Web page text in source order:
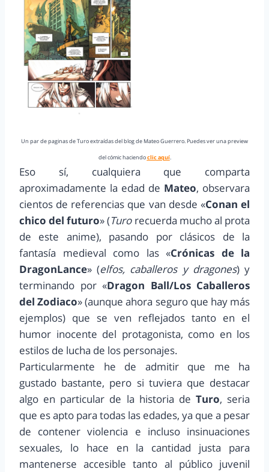
Un par de paginas de Turo extraídas del blog de Mateo Guerrero. Puedes ver una preview
del cómic haciendoclic aquí.
Eso sí, cualquiera que comparta
aproximadamente la edad de Mateo, observara
cientos de referencias que van desde «Conan el
chico del futuro» (Turorecuerda mucho al prota
de este anime), pasando por clásicos de la
fantasía medieval como las «Crónicas de la
DragonLance» (elfos, caballeros y dragones) y
terminando por «Dragon Ball/Los Caballeros
del Zodiaco» (aunque ahora seguro que hay más
ejemplos) que se ven reflejados tanto en el
humor inocente del protagonista, como en los
estilos de lucha de los personajes.
Particularmente he de admitir que me ha
gustado bastante, pero si tuviera que destacar
algo en particular de la historia de Turo, seria
que es apto para todas las edades, ya que a pesar
de contener violencia e incluso insinuaciones
sexuales, lo hace en la cantidad justa para
mantenerse accesible tanto al público juvenil